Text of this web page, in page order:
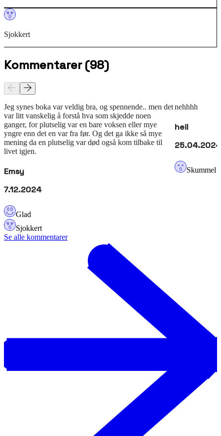
Sjokkert
Kommentarer(98)
Jeg synes boka var veldig bra, og spennende.. men det
var litt vanskelig å forstå hva som skjedde noen
ganger, for plutselig var en bare voksen eller mye
yngre enn det en var fra før. Og det ga ikke så mye
mening da en plutselig var død også kom tilbake til
livet igjen.
Emsy
7.12.2024
Glad
Sjokkert
nehhhh
heil
25.04.2024
Skummel
Se alle kommentarer